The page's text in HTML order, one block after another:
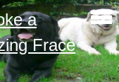
a
Frace